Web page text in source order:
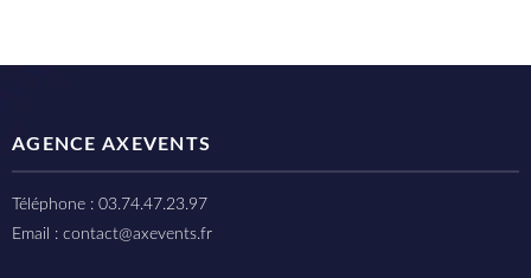
AGENCE AXEVENTS
Téléphone : 03.74.47.23.97
Email : contact@axevents.fr